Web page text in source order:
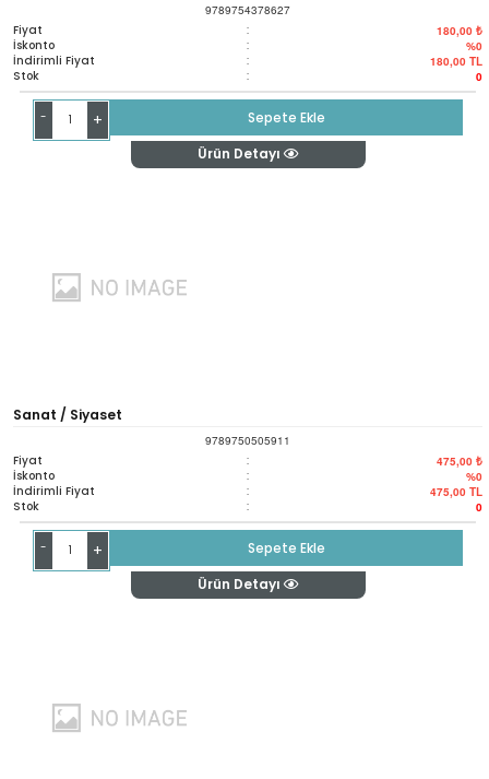
9789754378627
Fiyat : 180,00 ₺
İskonto : %0
İndirimli Fiyat : 180,00 TL
Stok : 0
- +
Sepete Ekle
Ürün Detayı
Sanat / Siyaset
9789750505911
Fiyat : 475,00 ₺
İskonto : %0
İndirimli Fiyat : 475,00 TL
Stok : 0
- +
Sepete Ekle
Ürün Detayı